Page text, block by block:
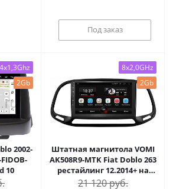
Под заказ
4x1,3Ghz
2Gb
2002-
10
8x2,0GHz
2Gb
Штатная магнитола VOMI
AK508R9-MTK Fiat Doblo 263
рестайлинг 12.2014+ на
Android 10
21 120 руб.